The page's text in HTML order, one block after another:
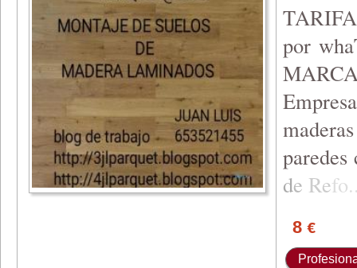
por
de Refo
8 €